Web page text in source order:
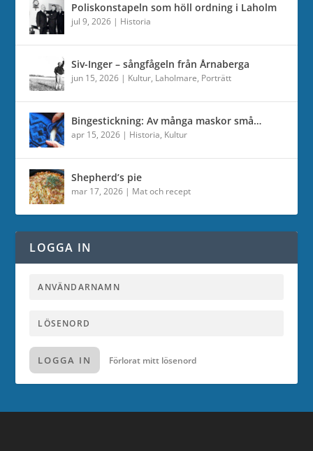
Poliskonstapeln som höll ordning i Laholm
jul 9, 2026 | Historia
Siv-Inger – sångfågeln från Årnaberga
jun 15, 2026 | Kultur, Laholmare, Porträtt
Bingestickning: Av många maskor små…
apr 15, 2026 | Historia, Kultur
Shepherd’s pie
mar 17, 2026 | Mat och recept
LOGGA IN
LOGGA IN Förlorat mitt lösenord